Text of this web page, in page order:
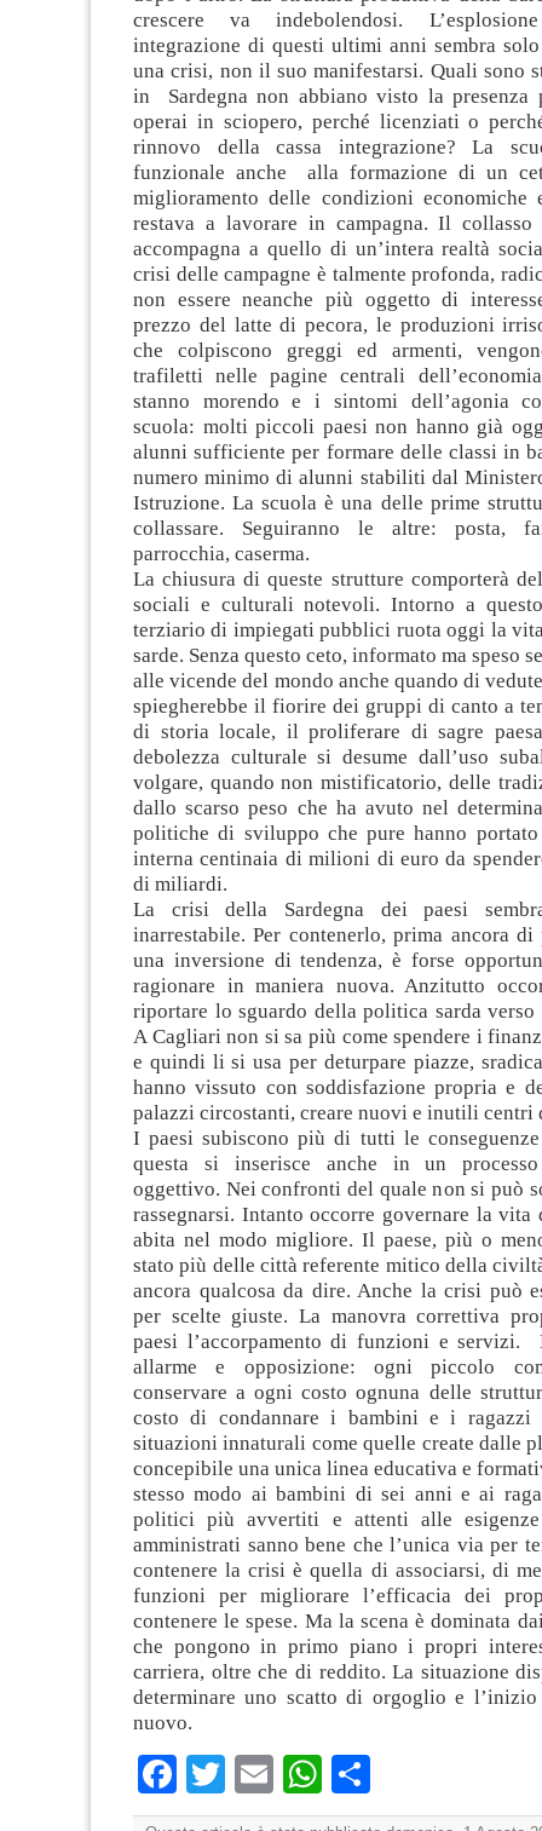
crescere va indebolendosi.
integrazione di questi ultimi anni sembra
una crisi, non il suo manifestarsi. Quali sono
in Sardegna non abbiano visto la presenza
operai in sciopero, perché licenziati o
rinnovo della cassa integrazione? La
funzionale anche alla formazione di un
miglioramento delle condizioni
restava a lavorare in campagna. Il
accompagna a quello di un’intera realtà
crisi delle campagne è talmente profonda,
non essere neanche più oggetto di
prezzo del latte di pecora, le produzioni
che colpiscono greggi ed armenti,
trafiletti nelle pagine centrali
stanno morendo e i sintomi dell’agonia
scuola: molti piccoli paesi non hanno già
alunni sufficiente per formare delle classi in
numero minimo di alunni stabiliti dal
Istruzione. La scuola è una delle prime
collassare. Seguiranno le altre: posta,
parrocchia, caserma.
La chiusura di queste strutture comporterà
sociali e culturali notevoli. Intorno a
terziario di impiegati pubblici ruota oggi la
sarde. Senza questo ceto, informato ma speso
alle vicende del mondo anche quando di
spiegherebbe il fiorire dei gruppi di canto a
di storia locale, il proliferare di sagre
debolezza culturale si desume dall’uso
volgare, quando non mistificatorio, delle
dallo scarso peso che ha avuto nel
politiche di sviluppo che pure hanno portato
interna centinaia di milioni di euro da
di miliardi.
La crisi della Sardegna dei paesi
inarrestabile. Per contenerlo, prima ancora di
una inversione di tendenza, è forse
ragionare in maniera nuova. Anzitutto
riportare lo sguardo della politica sarda verso
A Cagliari non si sa più come spendere i
e quindi li si usa per deturpare piazze,
hanno vissuto con soddisfazione propria e
palazzi circostanti, creare nuovi e inutili centri
I paesi subiscono più di tutti le
questa si inserisce anche in un
oggettivo. Nei confronti del quale non si può
rassegnarsi. Intanto occorre governare la
abita nel modo migliore. Il paese, più o
stato più delle città referente mitico della
ancora qualcosa da dire. Anche la crisi può
per scelte giuste. La manovra correttiva
paesi l’accorpamento di funzioni e servizi.
allarme e opposizione: ogni piccolo
conservare a ogni costo ognuna delle
costo di condannare i bambini e i ragazzi
situazioni innaturali come quelle create dalle
concepibile una unica linea educativa e
stesso modo ai bambini di sei anni e ai
politici più avvertiti e attenti alle
amministrati sanno bene che l’unica via per
contenere la crisi è quella di associarsi, di
funzioni per migliorare l’efficacia dei
contenere le spese. Ma la scena è dominata
che pongono in primo piano i propri
carriera, oltre che di reddito. La situazione
determinare uno scatto di orgoglio e
nuovo.
Facebook
TwitterEmailWhatsApp